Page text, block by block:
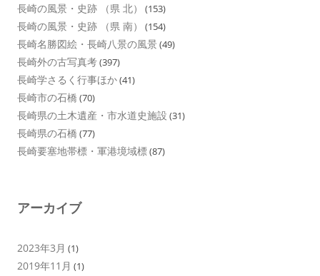
長崎の風景・史跡 （県 北） (153)
長崎の風景・史跡 （県 南） (154)
長崎名勝図絵・長崎八景の風景 (49)
長崎外の古写真考(397)
長崎学さるく行事ほか(41)
長崎市の石橋 (70)
長崎県の土木遺産・市水道史施設 (31)
長崎県の石橋 (77)
長崎要塞地帯標・軍港境域標(87)
アーカイブ
2023年3月 (1)
2019年11月 (1)